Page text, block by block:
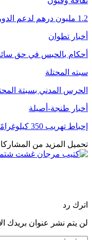
1.2 مليون درهم لدعم الدورة الـ31 لمهرجان تطوان لسينما البحر الأبيض المتوسط
أخبار تطوان
أحكام بالحبس في حق
سبته المحتلة
الحرس المدني بسبتة
أخبار طنجة-أصيلة
إحباط تهريب 350 كيلوغرامًا من الشيرا محشوة داخل قوالب “الدلاح” بميناء طنجة
تحميل المزيد من
اترك رد
لن يتم نشر عنوان بريدك